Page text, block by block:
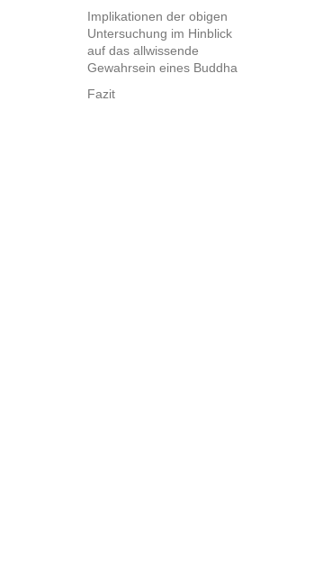
Implikationen der obigen
Untersuchung im Hinblick
auf das allwissende
Gewahrsein eines Buddha
Fazit